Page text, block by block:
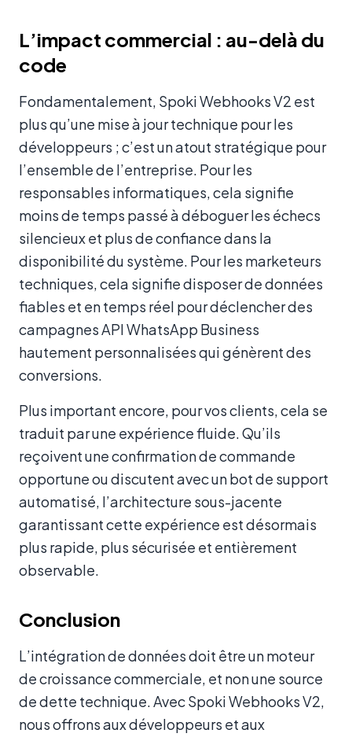
L’impact commercial : au-delà du
code
Fondamentalement, Spoki Webhooks V2 est
plus qu’une mise à jour technique pour les
développeurs ; c’est un atout stratégique pour
l’ensemble de l’entreprise. Pour les
responsables informatiques, cela signifie
moins de temps passé à déboguer les échecs
silencieux et plus de confiance dans la
disponibilité du système. Pour les marketeurs
techniques, cela signifie disposer de données
fiables et en temps réel pour déclencher des
campagnes API WhatsApp Business
hautement personnalisées qui génèrent des
conversions.
Plus important encore, pour vos clients, cela se
traduit par une expérience fluide. Qu’ils
reçoivent une confirmation de commande
opportune ou discutent avec un bot de support
automatisé, l’architecture sous-jacente
garantissant cette expérience est désormais
plus rapide, plus sécurisée et entièrement
observable.
Conclusion
L’intégration de données doit être un moteur
de croissance commerciale, et non une source
de dette technique. Avec Spoki Webhooks V2,
nous offrons aux développeurs et aux